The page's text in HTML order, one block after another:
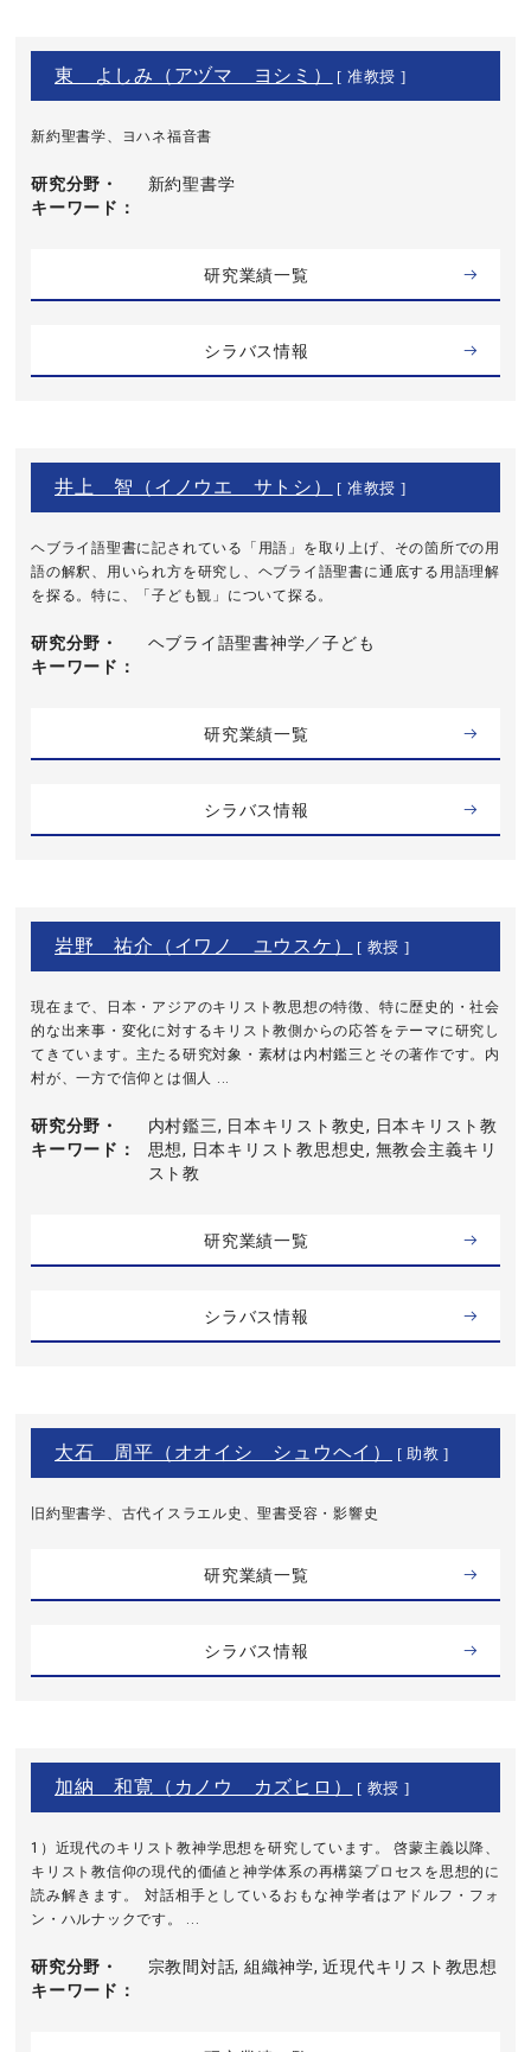
東 よしみ（アヅマ ヨシミ） [ 准教授 ]
新約聖書学、ヨハネ福音書
研究分野・
キーワード
新約聖書学
研究業績一覧
シラバス情報
井上 智（イノウエ サトシ） [ 准教授 ]
ヘブライ語聖書に記されている「用語」を取り上げ、その箇所での用
語の解釈、用いられ方を研究し、ヘブライ語聖書に通底する用語理解
を探る。特に、「子ども観」について探る。
研究分野・
キーワード
ヘブライ語聖書神学／子ども
研究業績一覧
シラバス情報
岩野 祐介（イワノ ユウスケ） [ 教授 ]
現在まで、日本・アジアのキリスト教思想の特徴、特に歴史的・社会
的な出来事・変化に対するキリスト教側からの応答をテーマに研究し
てきています。主たる研究対象・素材は内村鑑三とその著作です。内
村が、一方で信仰とは個人 ...
研究分野・
キーワード
内村鑑三, 日本キリスト教史, 日本キリスト教
思想, 日本キリスト教思想史, 無教会主義キリ
スト教
研究業績一覧
シラバス情報
大石 周平（オオイシ シュウヘイ） [ 助教 ]
旧約聖書学、古代イスラエル史、聖書受容・影響史
研究業績一覧
シラバス情報
加納 和寛（カノウ カズヒロ） [ 教授 ]
1）近現代のキリスト教神学思想を研究しています。 啓蒙主義以降、
キリスト教信仰の現代的価値と神学体系の再構築プロセスを思想的に
読み解きます。 対話相手としているおもな神学者はアドルフ・フォ
ン・ハルナックです。 ...
研究分野・
キーワード
宗教間対話, 組織神学, 近現代キリスト教思想